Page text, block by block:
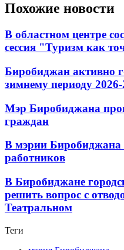
Похожие новости
В областном центре
сессия "Туризм как
Биробиджан активно
зимнему периоду 2026-
Мэр Биробиджана
граждан
В мэрии Биробиджана
работников
В Биробиджане
решить вопрос с
Театральном
Теги